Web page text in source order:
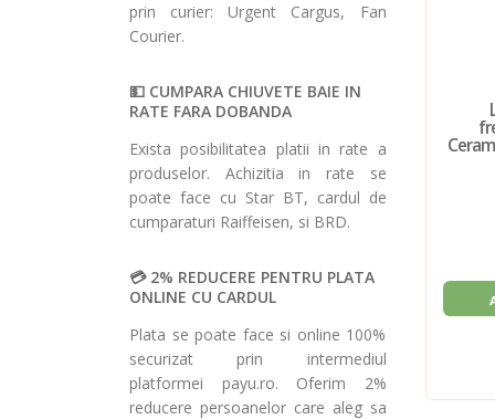
prin curier: Urgent Cargus, Fan
Courier.
CUMPARA CHIUVETE BAIE IN
RATE FARA DOBANDA
Exista posibilitatea platii in rate a
produselor. Achizitia in rate se
poate face cu Star BT, cardul de
cumparaturi Raiffeisen, si BRD.
2% REDUCERE PENTRU PLATA
ONLINE CU CARDUL
Plata se poate face si online 100%
securizat prin intermediul
platformei payu.ro. Oferim 2%
reducere persoanelor care aleg sa